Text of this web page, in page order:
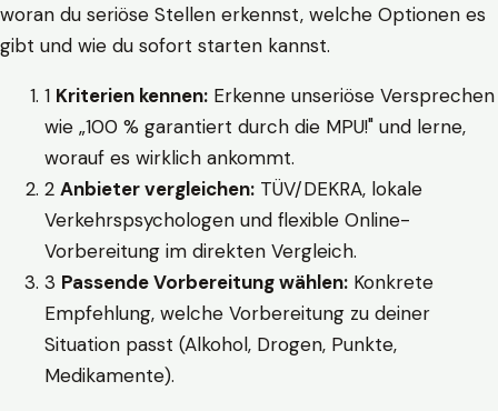
woran du seriöse Stellen erkennst, welche Optionen es
gibt und wie du sofort starten kannst.
1 Kriterien kennen: Erkenne unseriöse Versprechen
wie „100 % garantiert durch die MPU!" und lerne,
worauf es wirklich ankommt.
2 Anbieter vergleichen: TÜV/DEKRA, lokale
Verkehrspsychologen und flexible Online-
Vorbereitung im direkten Vergleich.
3 Passende Vorbereitung wählen: Konkrete
Empfehlung, welche Vorbereitung zu deiner
Situation passt (Alkohol, Drogen, Punkte,
Medikamente).